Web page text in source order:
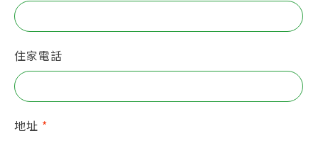
住家電話
地址 *